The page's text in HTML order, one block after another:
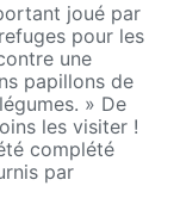
joué par
pour les
une
papillons de
» De
les visiter !
complété
par